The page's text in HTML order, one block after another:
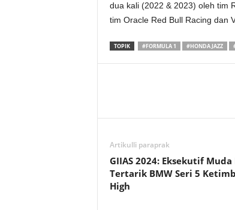
dua kali (2022 & 2023) oleh tim
tim Oracle Red Bull Racing dan
TOPIK #FORMULA 1 #HONDA JAZZ
Artikulli paraprak
GIIAS 2024: Eksekutif Muda
Tertarik BMW Seri 5
High